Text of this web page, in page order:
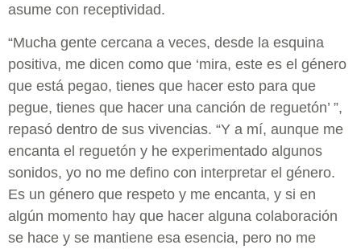
asume con receptividad.
“Mucha gente cercana a veces, desde la esquina
positiva, me dicen como que ‘mira, este es el género
que está pegao, tienes que hacer esto para que
pegue, tienes que hacer una canción de reguetón’ ”,
repasó dentro de sus vivencias. “Y a mí, aunque me
encanta el reguetón y he experimentado algunos
sonidos, yo no me defino con interpretar el género.
Es un género que respeto y me encanta, y si en
algún momento hay que hacer alguna colaboración
se hace y se mantiene esa esencia, pero no me